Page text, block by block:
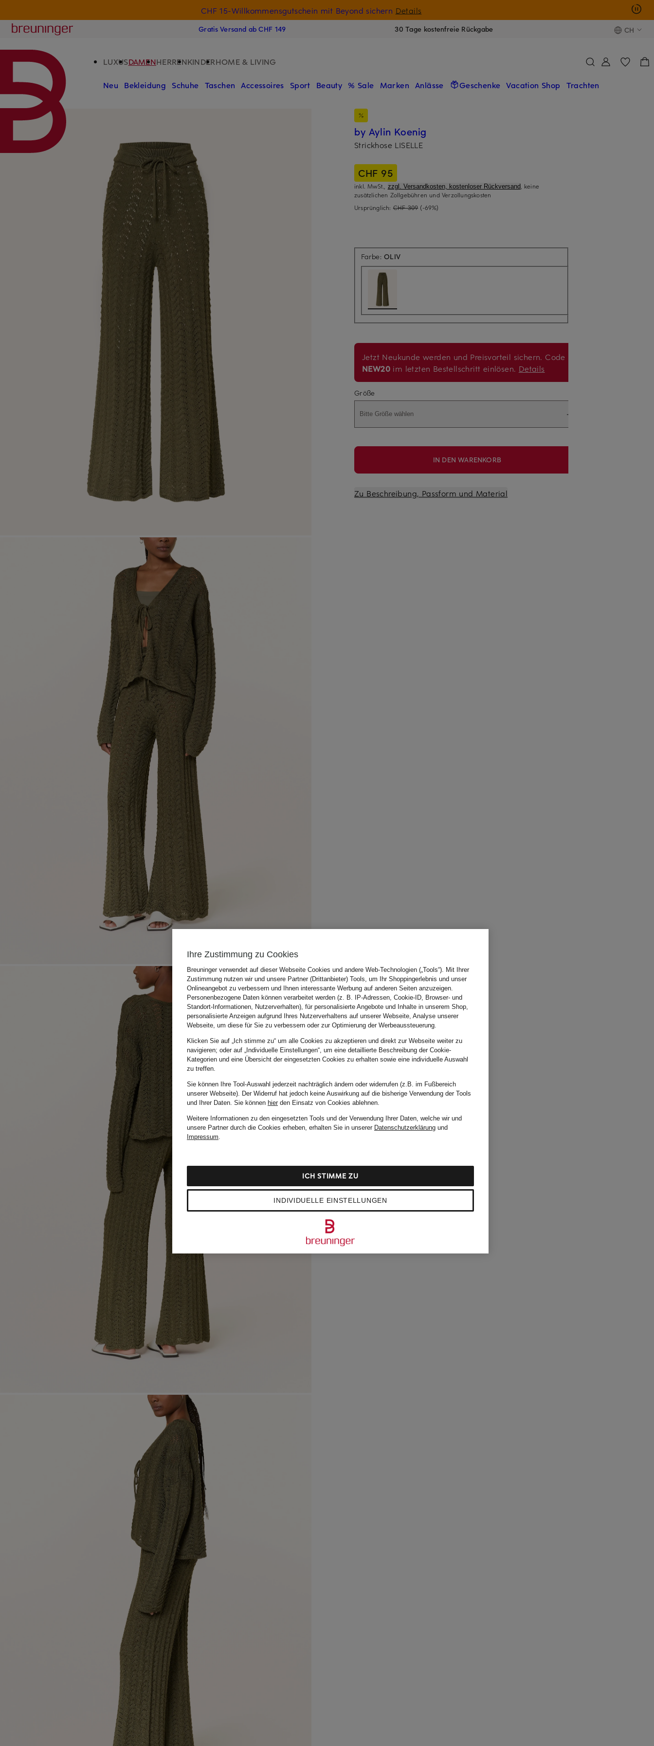
CHF 15-Willkommensgutschein mit Beyond sichern Details
Breuninger
Gratis Versand ab CHF 149 30 Tage kostenfreie Rückgabe CH
LUXUSDAMENHERRENKINDERHOME & LIVING
Neu Bekleidung Schuhe Taschen Accessoires Sport Beauty % Sale Marken Anlässe Geschenke Vacation Shop Trachten
by Aylin Koenig
Strickhose LISELLE
CHF 95
inkl. MwSt., zzgl. Versandkosten, kostenloser Rückversand, keine
zusätzlichen Zollgebühren und Verzollungskosten
Ursprünglich: CHF 309 (-69%)
Farbe:OLIV
Jetzt Neukunde werden und Preisvorteil sichern. Code
NEW20 im letzten Bestellschritt einlösen. Details
Größe
Bitte Größe wählen
IN DEN WARENKORB
Zu Beschreibung, Passform und Material
Ihre Zustimmung zu Cookies
Breuninger verwendet auf dieser Webseite Cookies und andere Web-Technologien („Tools“). Mit Ihrer
Zustimmung nutzen wir und unsere Partner (Drittanbieter) Tools, um Ihr Shoppingerlebnis und unser
Onlineangebot zu verbessern und Ihnen interessante Werbung auf anderen Seiten anzuzeigen.
Personenbezogene Daten können verarbeitet werden (z. B. IP-Adressen, Cookie-ID, Browser- und
Standort-Informationen, Nutzerverhalten), für personalisierte Angebote und Inhalte in unserem Shop,
personalisierte Anzeigen aufgrund Ihres Nutzerverhaltens auf unserer Webseite, Analyse unserer
Webseite, um diese für Sie zu verbessern oder zur Optimierung der Werbeaussteuerung.
Klicken Sie auf „Ich stimme zu“ um alle Cookies zu akzeptieren und direkt zur Webseite weiter zu
navigieren; oder auf „Individuelle Einstellungen“, um eine detaillierte Beschreibung der Cookie-
Kategorien und eine Übersicht der eingesetzten Cookies zu erhalten sowie eine individuelle Auswahl
zu treffen.
Sie können Ihre Tool-Auswahl jederzeit nachträglich ändern oder widerrufen (z.B. im Fußbereich
unserer Webseite). Der Widerruf hat jedoch keine Auswirkung auf die bisherige Verwendung der Tools
und Ihrer Daten. Sie können hierden Einsatz von Cookies ablehnen.
Weitere Informationen zu den eingesetzten Tools und der Verwendung Ihrer Daten, welche wir und
unsere Partner durch die Cookies erheben, erhalten Sie in unserer Datenschutzerklärung und
Impressum.
INDIVIDUELLE EINSTELLUNGEN
ICH STIMME ZU